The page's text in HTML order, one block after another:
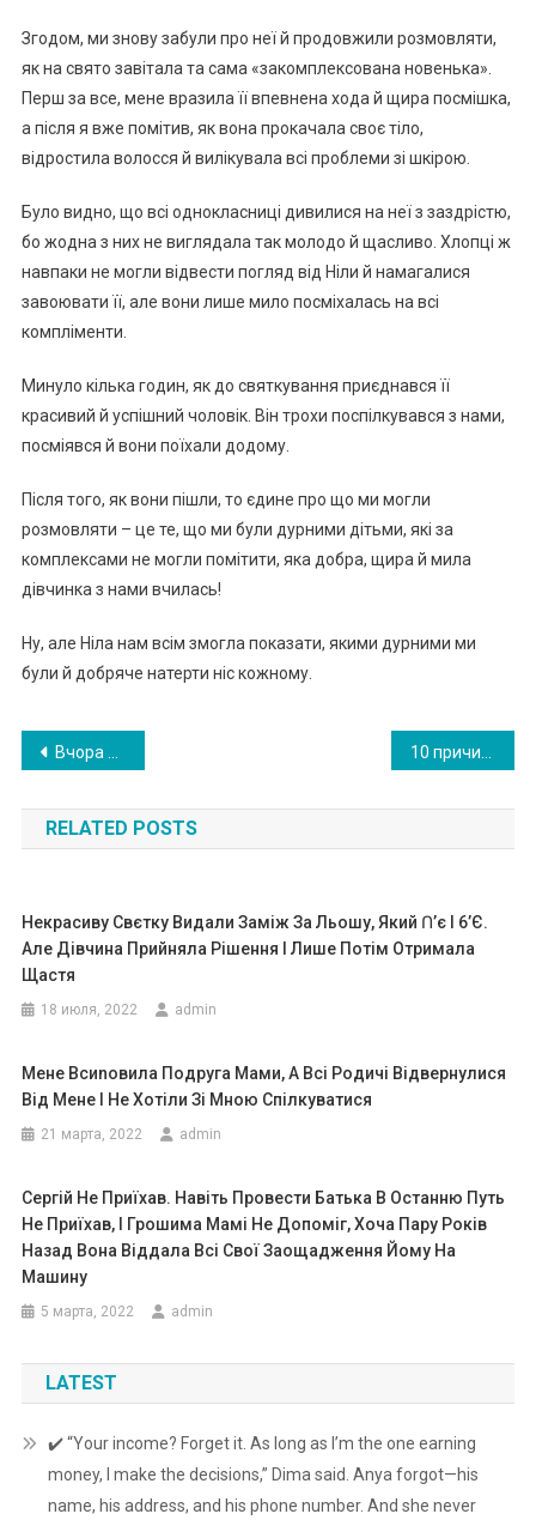
Згодом, ми знову забули про неї й продовжили розмовляти,
як на свято завітала та сама «закомплексована новенька».
Перш за все, мене вразила її впевнена хода й щира посмішка,
а після я вже помітив, як вона прокачала своє тіло,
відростила волосся й вилікувала всі проблеми зі шкірою.
Було видно, що всі однокласниці дивилися на неї з заздрістю,
бо жодна з них не виглядала так молодо й щасливо. Хлопці ж
навпаки не могли відвести погляд від Ніли й намагалися
завоювати її, але вони лише мило посміхалась на всі
компліменти.
Минуло кілька годин, як до святкування приєднався її
красивий й успішний чоловік. Він трохи поспілкувався з нами,
посміявся й вони поїхали додому.
Після того, як вони пішли, то єдине про що ми могли
розмовляти – це те, що ми були дурними дітьми, які за
комплексами не могли помітити, яка добра, щира й мила
дівчинка з нами вчилась!
Ну, але Ніла нам всім змогла показати, якими дурними ми
були й добряче натерти ніс кожному.
Навигация
по
записям
Bчоpа вuкли кала такci Їдy в кiнцi поїздки ввiчливо сказала водiю “Дякyю” вiн роз вepн yвcя до мeнe I эxи дн ою поc мiшкою уїдлuво кажe. 10 причин, чому я в 60 років виглядаю як жінка, а де які мої однолітк…
RELATED POSTS
Некрасиву Свєтку Видали Заміж За Льошу, Який Ո’є І 6’є.
Але Дівчина Прийняла Рішення І Лише Потім Отримала
Щастя
18 июля, 2022 admin
Мене Всиnовила Подруга Мами, А Всі Родичі Відвернулися
Від Мене І Не Хотіли Зі Мною Спілкуватися
21 марта, 2022 admin
Сергій Не Приїхав. Навіть Провести Батька В Останню Путь
Не Приїхав, І Грошима Мамі Не Допоміг, Хоча Пару Років
Назад Вона Віддала Всі Свої Заощадження Йому На
Машинy
5 марта, 2022 admin
LATEST
✔️ “Your income? Forget it. As long as I’m the one earning
money, I make the decisions,” Dima said. Anya forgot—his
name, his address, and his phone number. And she never